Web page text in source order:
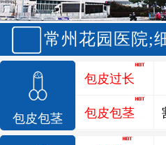
常州花园医院;
包皮包茎
包皮过长
包皮包茎